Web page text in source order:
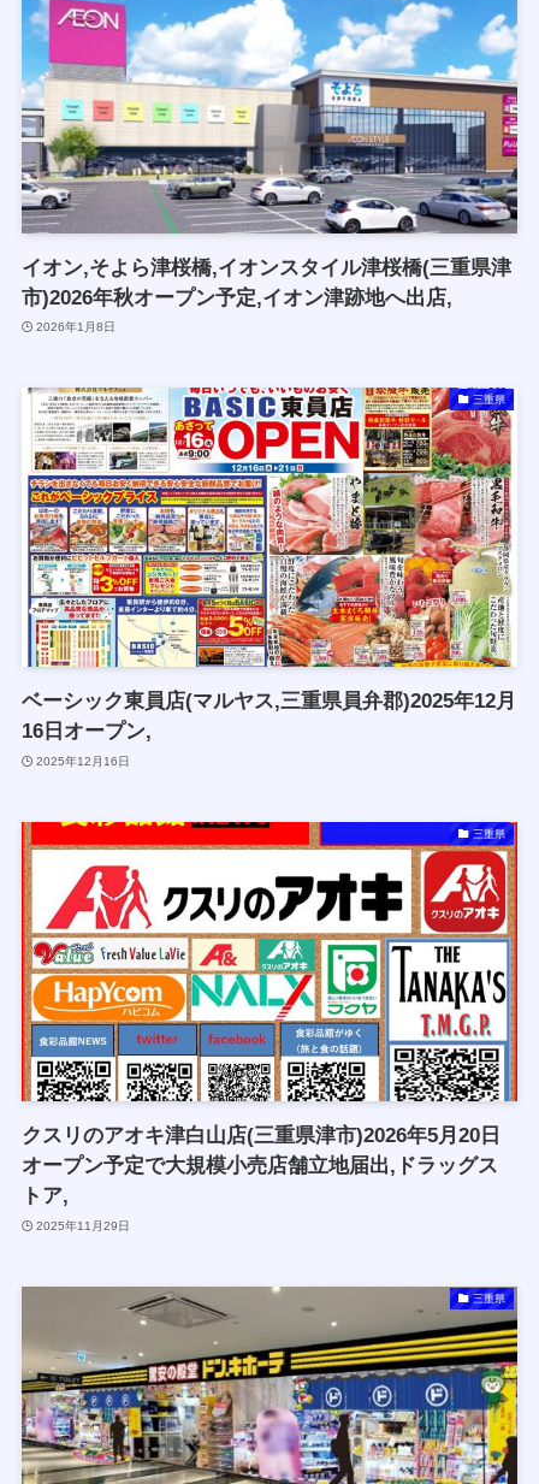
イオン,そよら津桜橋,イオンスタイル津桜橋(三重県津
市)2026年秋オープン予定,イオン津跡地へ出店,
2026年1月8日
三重県
ベーシック東員店(マルヤス,三重県員弁郡)2025年12月
16日オープン,
2025年12月16日
三重県
クスリのアオキ津白山店(三重県津市)2026年5月20日
オープン予定で大規模小売店舗立地届出,ドラッグス
トア,
2025年11月29日
三重県